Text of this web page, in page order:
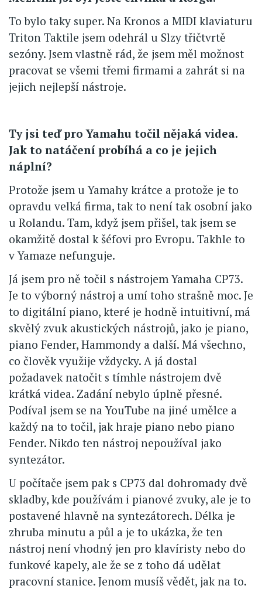
To bylo taky super. Na Kronos a MIDI klaviaturu
Triton Taktile jsem odehrál u Slzy třičtvrtě
sezóny. Jsem vlastně rád, že jsem měl možnost
pracovat se všemi třemi firmami a zahrát si na
jejich nejlepší nástroje.
Ty jsi teď pro Yamahu točil nějaká videa.
Jak to natáčení probíhá a co je jejich
náplní?
Protože jsem u Yamahy krátce a protože je to
opravdu velká firma, tak to není tak osobní jako
u Rolandu. Tam, když jsem přišel, tak jsem se
okamžitě dostal k šéfovi pro Evropu. Takhle to
v Yamaze nefunguje.
Já jsem pro ně točil s nástrojem Yamaha CP73.
Je to výborný nástroj a umí toho strašně moc. Je
to digitální piano, které je hodně intuitivní, má
skvělý zvuk akustických nástrojů, jako je piano,
piano Fender, Hammondy a další. Má všechno,
co člověk využije vždycky. A já dostal
požadavek natočit s tímhle nástrojem dvě
krátká videa. Zadání nebylo úplně přesné.
Podíval jsem se na YouTube na jiné umělce a
každý na to točil, jak hraje piano nebo piano
Fender. Nikdo ten nástroj nepoužíval jako
syntezátor.
U počítače jsem pak s CP73 dal dohromady dvě
skladby, kde používám i pianové zvuky, ale je to
postavené hlavně na syntezátorech. Délka je
zhruba minutu a půl a je to ukázka, že ten
nástroj není vhodný jen pro klavíristy nebo do
funkové kapely, ale že se z toho dá udělat
pracovní stanice. Jenom musíš vědět, jak na to.